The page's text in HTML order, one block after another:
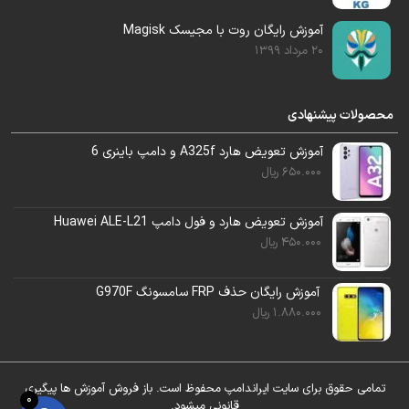
سرویس آنلاین استفاده کنید.
آموزش رایگان روت با مجیسک Magisk
20 مرداد 1399
محصولات پیشنهادی
آموزش تعویض هارد A325f و دامپ باینری 6
650.000 ریال
آموزش تعویض هارد و فول دامپ Huawei ALE-L21
450.000 ریال
آموزش رایگان حذف FRP سامسونگ G970F
1.880.000 ریال
تمامی حقوق برای سایت ایراندامپ محفوظ است. باز فروش آموزش ها پیگیری
0